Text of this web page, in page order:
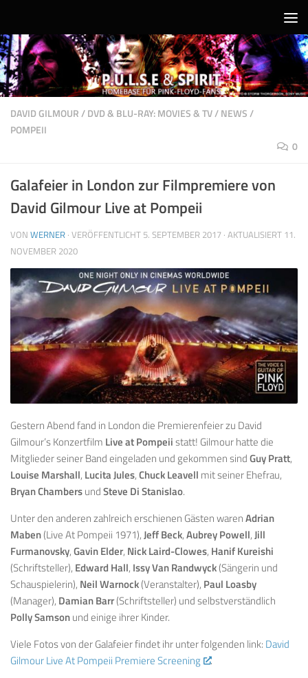
DAVID GILMOUR/DVD & BLU-RAY: MOVIES & TV/NEWS/
POMPEII
0
Galafeier in London zur Filmpremiere von
David Gilmour Live at Pompeii
VON WERNER · VERÖFFENTLICHT 5. SEPTEMBER 2017 · AKTUALISIERT 11.
NOVEMBER 2020
Gestern Abend fand in London die Premierenfeier zu David
Gilmour’s Konzertfilm Live at Pompeiistatt! Gilmour hatte die
Mitglieder seiner Band eingeladen und gekommen sindGuy Pratt,
Louise Marshall, Lucita Jules,Chuck Leavell mit seiner Ehefrau,
Bryan ChambersundSteve Di Stanislao.
Unter den anderen zahlreich erschienen Gästen warenAdrian
Maben(Live At Pompeii 1971),Jeff Beck,Aubrey Powell,Jill
Furmanovsky,Gavin Elder, Nick Laird-Clowes, Hanif Kureishi
(Schriftsteller), Edward Hall, Issy Van Randwyck(Sängerin und
Schauspielerin), Neil Warnock(Veranstalter), Paul Loasby
(Manager), Damian Barr(Schriftsteller) und selbstverständlich
Polly Samsonund einige ihrer Kinder.
Viele Fotos von der Galafeier findet ihr unter folgenden link: David
Gilmour Live At Pompeii Premiere Screening
.